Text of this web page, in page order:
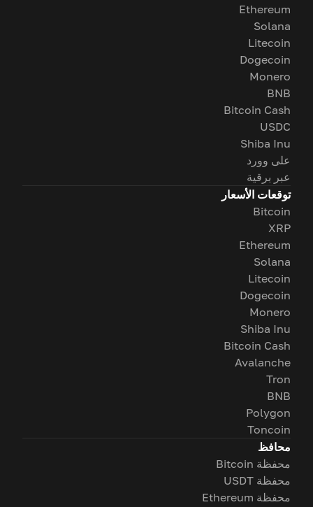
Ethereum
Solana
Litecoin
Dogecoin
Monero
BNB
Bitcoin Cash
USDC
Shiba Inu
على وورد
عبر برقية
توقعات الأسعار
Bitcoin
XRP
Ethereum
Solana
Litecoin
Dogecoin
Monero
Shiba Inu
Bitcoin Cash
Avalanche
Tron
BNB
Polygon
Toncoin
محافظ
محفظة Bitcoin
محفظة USDT
محفظة Ethereum